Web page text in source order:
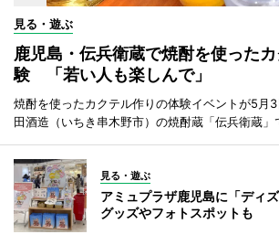
見る・遊ぶ
鹿児島・伝兵衛蔵で焼酎を使った
験 「若い人も楽しんで」
焼酎を使ったカクテル作りの体験イベントが5月
田酒造（いちき串木野市）の焼酎蔵「伝兵衛蔵」
見る・遊ぶ
アミュプラザ鹿児島に「ディ
グッズやフォトスポットも